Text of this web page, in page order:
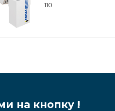
110
на кнопку !